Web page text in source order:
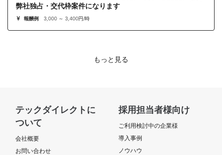
弊社独占・交代枠案件になります
報酬例 3,000 ～ 3,400円/時
もっと見る
テックダイレクトに
ついて
会社概要
お問い合わせ
採用担当者様向け
ご利用検討中の企業様
導入事例
ノウハウ